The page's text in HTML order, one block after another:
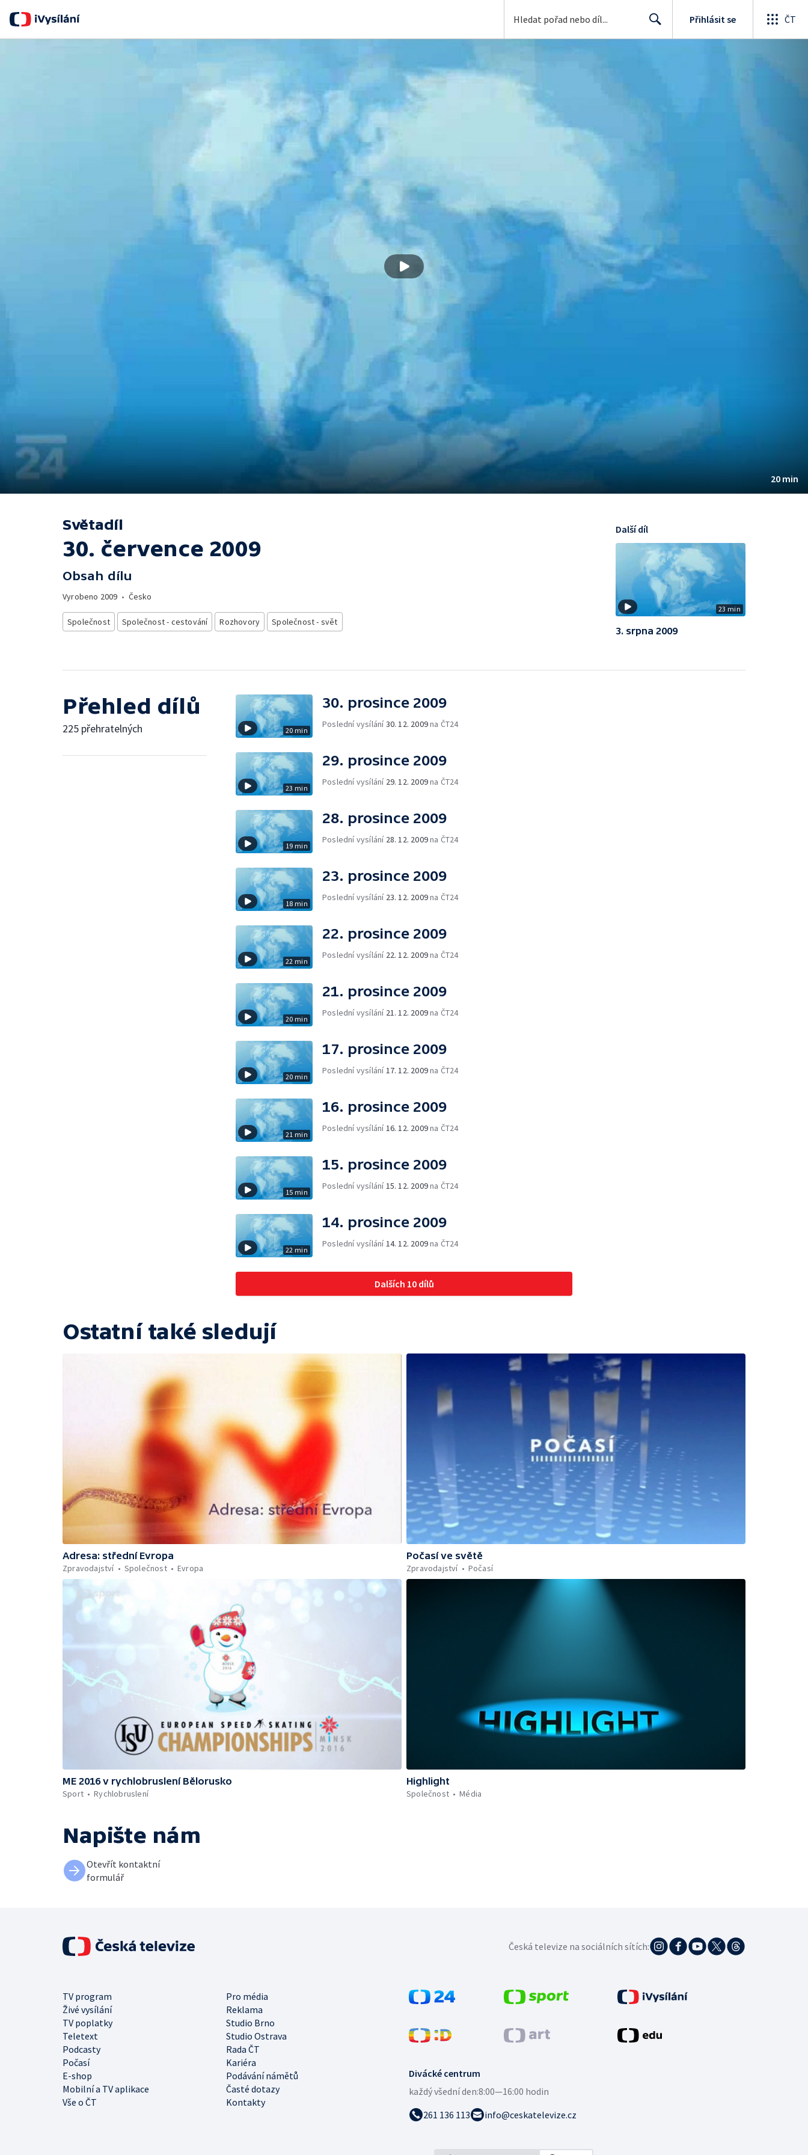
Přihlásit se ČT
20 min
Světadíl
30. července 2009
Obsah dílu
Vyrobeno 2009 • Česko
Společnost Společnost - cestování Rozhovory Společnost - svět
23 min
Další díl
3. srpna 2009
Přehled dílů
225 přehratelných 20 min
30. prosince 2009
Poslední vysílání30. 12. 2009na ČT24
23 min
29. prosince 2009
Poslední vysílání 29. 12. 2009na ČT24
19 min
28. prosince 2009
Poslední vysílání 28. 12. 2009na ČT24
18 min
23. prosince 2009
Poslední vysílání 23. 12. 2009na ČT24
22 min
22. prosince 2009
Poslední vysílání 22. 12. 2009na ČT24
20 min
21. prosince 2009
Poslední vysílání 21. 12. 2009na ČT24
20 min
17. prosince 2009
Poslední vysílání 17. 12. 2009na ČT24
21 min
16. prosince 2009
Poslední vysílání 16. 12. 2009na ČT24
15 min
15. prosince 2009
Poslední vysílání 15. 12. 2009na ČT24
22 min
14. prosince 2009
Poslední vysílání 14. 12. 2009na ČT24
Dalších 10 dílů
Ostatní také sledují
Adresa: střední Evropa
Zpravodajství
Společnost Evropa
Počasí ve světě
Zpravodajství
Počasí
ME 2016 v rychlobruslení Bělorusko
Sport
Rychlobruslení
Highlight
Společnost
Média
Napište nám
Otevřít kontaktní
formulář
Divácké centrum
každý všední den:8:00—16:00 hodin
261 136 113
info@ceskatelevize.cz
TV program
Pro média
Živé vysílání
Reklama
TV poplatky
Studio Brno
Teletext
Studio Ostrava
Podcasty
Rada ČT
Počasí
Kariéra
E-shop
Podávání námětů
Mobilní a TV aplikace
Časté dotazy
Vše o ČT
Kontakty
Česká televize na sociálních sítích: